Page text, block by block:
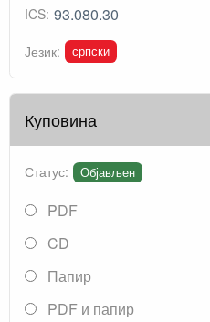
ICS: 93.080.30
Језик: српски
Куповина
Статус: Објављен
PDF
CD
Папир
PDF и папир